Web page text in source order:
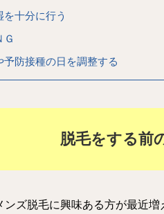
十分に行う
Ｇ
防接種の日を調整する
脱毛をする前
ンズ脱毛に興味ある方が最近